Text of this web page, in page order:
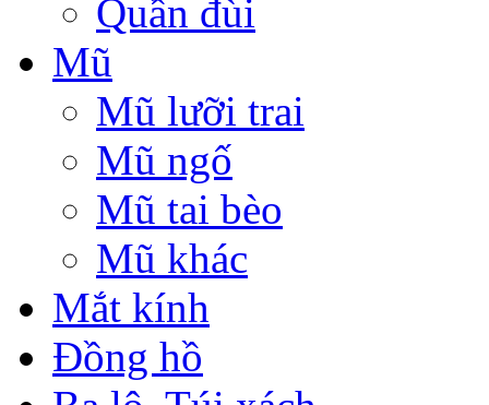
Quần đùi
Mũ
Mũ lưỡi trai
Mũ ngố
Mũ tai bèo
Mũ khác
Mắt kính
Đồng hồ